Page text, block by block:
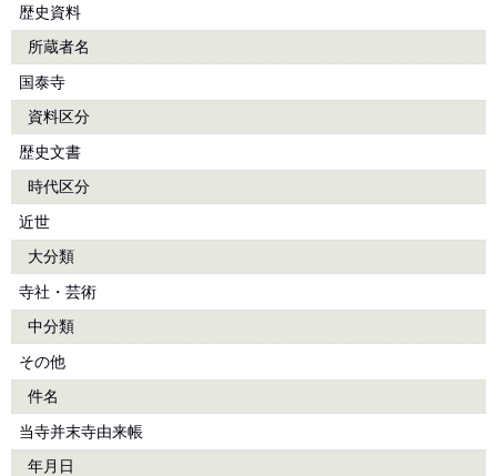
歴史資料
所蔵者名
国泰寺
資料区分
歴史文書
時代区分
近世
大分類
寺社・芸術
中分類
その他
件名
当寺并末寺由来帳
年月日